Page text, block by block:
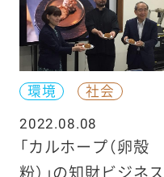
環境
社会
2022.08.08
「カルホープ（卵殻
粉）」の知財ビジネス